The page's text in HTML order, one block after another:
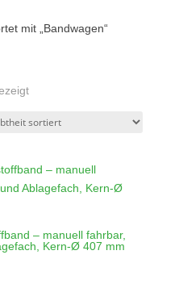
mit „Bandwagen“
– manuell fahrbar,
Kern-Ø 407 mm